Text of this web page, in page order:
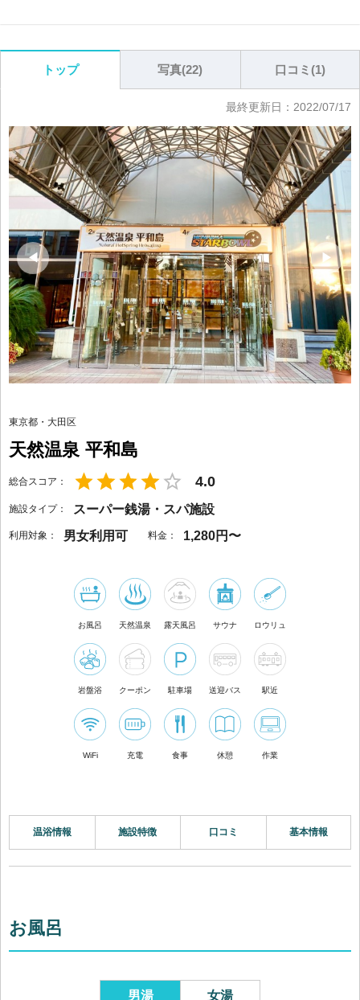
トップ 写真(22) 口コミ(1)
最終更新日： 2022/07/17
東京都 ・ 大田区
天然温泉 平和島
総合スコア： 4.0
施設タイプ： スーパー銭湯・スパ施設
利用対象： 男女利用可 料金： 1,280円〜
◀ ▶
お風呂 天然温泉 露天風呂 サウナ ロウリュ
岩盤浴 クーポン 駐車場 送迎バス 駅近
WiFi 充電 食事 休憩 作業
温浴情報 施設特徴 口コミ 基本情報
お風呂
男湯 女湯